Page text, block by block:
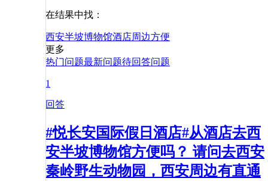
在结果中找：
西安半坡博物馆酒店周边方便
更多
热门问题最新问题待回答问题
1
回答
#悦长安国际假日酒店#从酒店去西
安半坡博物馆方便吗？ 请问去西安
秦岭野生动物园，西安周边有直通